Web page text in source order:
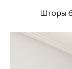
Шторы